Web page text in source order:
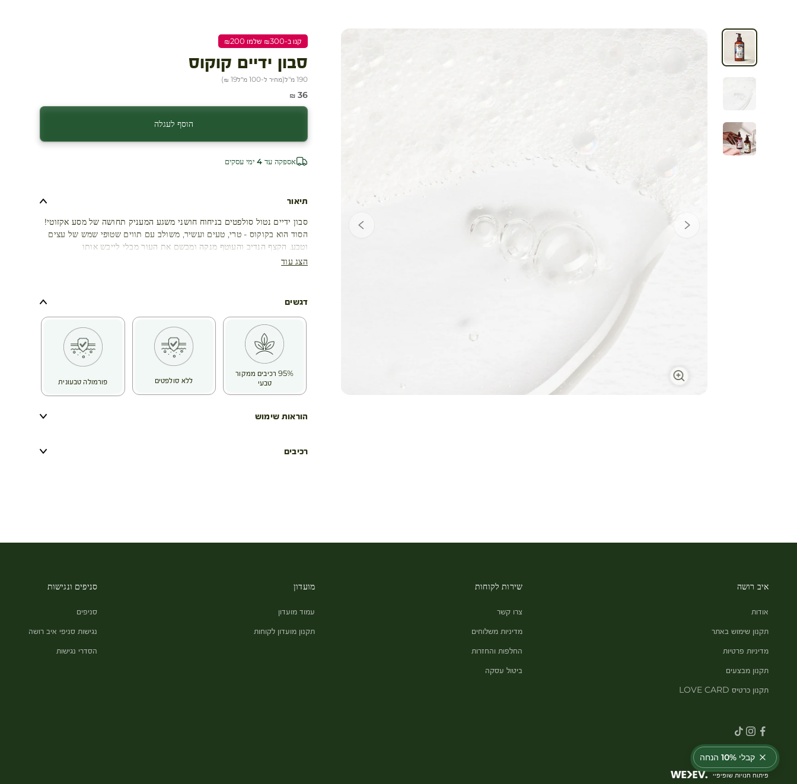
קבלי 10% הנחה
קנו ב-₪300 שלמו ₪200
סבון ידיים קוקוס
190 מ"ל (מחיר ל-100 מ״ל 19 ₪
)
מחיר מבצע
36 ₪
הוסף לעגלה
אספקה עד 4 ימי עסקים
תיאור
סבון ידיים נטול סולפטים בניחוח חושני משגע המעניק תחושה של מסע אקזוטי!
הסוד הוא בקוקוס - טרי, טעים ועשיר, משולב עם תווים שטופי שמש של עצים
וטבע. הקצף הנדיב והעוטף מנקה ומבשם את העור מבלי לייבש אותו
הצג עוד
דגשים
95% רכיבים ממקור
טבעי
ללא סולפטים פורמולה טבעונית
הוראות שימוש
רכיבים
איב רושה
אודות
תקנון שימוש באתר
מדיניות פרטיות
תקנון מבצעים
תקנון כרטיס LOVE CARD
שירות לקוחות
צרו קשר
מדיניות משלוחים
החלפות והחזרות
ביטול עסקה
מועדון
עמוד מועדון
תקנון מועדון לקוחות
סניפים ונגישות
סניפים
נגישות סניפי איב רושה
הסדרי נגישות
פיתוח חנויות שופיפיי